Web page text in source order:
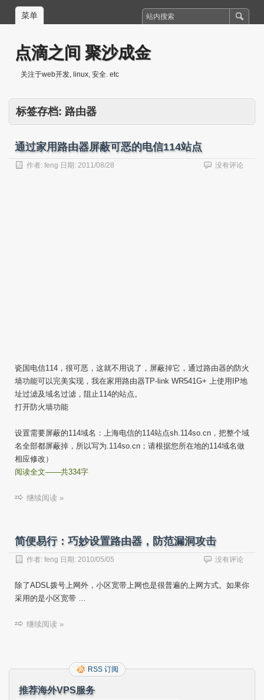
菜单
点滴之间 聚沙成金
关注于web开发, linux, 安全. etc
标签存档: 路由器
通过家用路由器屏蔽可恶的电信114站点
作者: feng 日期: 2011/08/28 没有评论
瓷国电信114，很可恶，这就不用说了，屏蔽掉它，通过路由器的防火
墙功能可以完美实现，我在家用路由器TP-link WR541G+ 上使用IP地
址过滤及域名过滤，阻止114的站点。
打开防火墙功能
设置需要屏蔽的114域名：上海电信的114站点sh.114so.cn，把整个域
名全部都屏蔽掉，所以写为.114so.cn；请根据您所在地的114域名做
相应修改）
阅读全文——共334字
继续阅读 »
简便易行：巧妙设置路由器，防范漏洞攻击
作者: feng 日期: 2010/05/05 没有评论
除了ADSL拨号上网外，小区宽带上网也是很普遍的上网方式。如果你
采用的是小区宽带 …
继续阅读 »
RSS 订阅
推荐海外VPS服务